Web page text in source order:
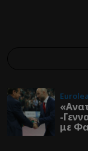
-
με